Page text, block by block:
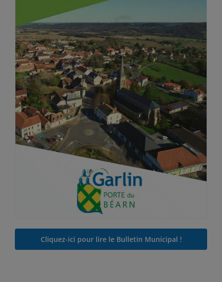
Cliquez-ici pour lire le Bulletin Municipal !